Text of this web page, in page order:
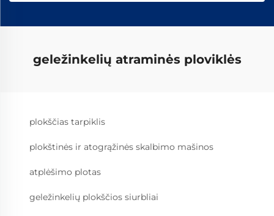
geležinkelių atraminės ploviklės
plokščias tarpiklis
plokštinės ir atogrąžinės skalbimo mašinos
atplėšimo plotas
geležinkelių plokščios siurbliai